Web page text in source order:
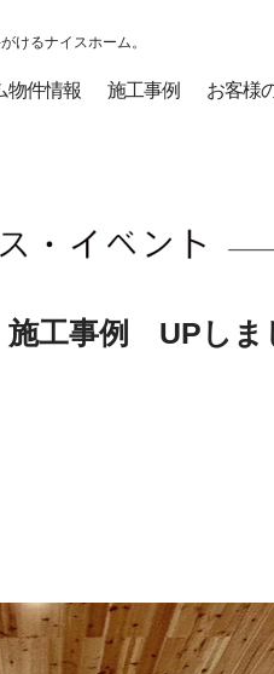
けるナイスホーム。
物件情報 施工事例 お客様
施工事例 UPしま